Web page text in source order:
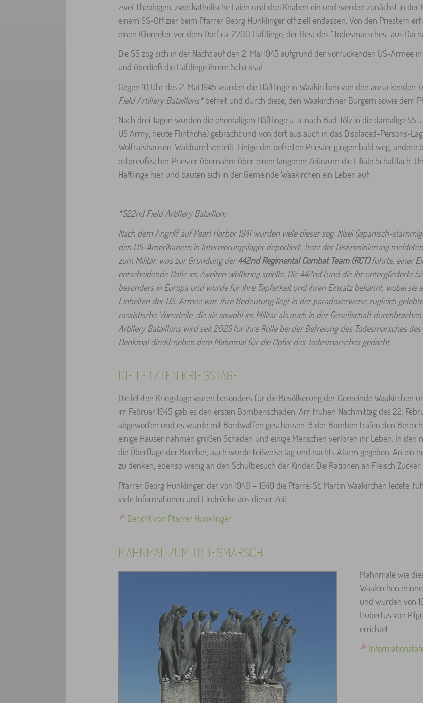
zwei Theologen, zwei katholische Laien und drei Knaben ein und werden zunächst in
einem SS-Offizier beim Pfarrer Georg Hunklinger offiziell entlassen. Von den Priestern
einen Kilometer vor dem Dorf ca. 2700 Häftlinge, der Rest des "Todesmarsches" aus
Die SS zog sich in der Nacht auf den 2. Mai 1945 aufgrund der vorrückenden US-Armee
und überließ die Häftlinge ihrem Schicksal.
Gegen 10 Uhr des 2. Mai 1945 wurden die Häftlinge in Waakirchen von den anrückenden
Field Artillery Bataillons*befreit und durch diese, den Waakirchner Bürgern sowie dem
Nach drei Tagen wurden die ehemaligen Häftlinge u. a. nach Bad Tölz in die damalige
US Army, heute Flinthöhe) gebracht und von dort aus auch in das Displaced-Persons-
Wolfratshausen-Waldram) verteilt. Einige der befreiten Priester gingen bald weg, andere
ostpreußischer Priester übernahm über einen längeren Zeitraum die Filiale Schaftlach.
Häftlinge hier und bauten sich in der Gemeinde Waakirchen ein Leben auf.
*522nd Field Artillery Bataillon:
Nach dem Angriff auf Pearl Harbor 1941 wurden viele dieser sog. Nisei (japanisch-
den US-Amerikanern in Internierungslager deportiert. Trotz der Diskriminierung
zum Militär, was zur Gründung der442nd Regimental Combat Team (RCT)führte, einer
entscheidende Rolle im Zweiten Weltkrieg spielte. Die 442nd (und die ihr untergliederte
besonders in Europa und wurde für ihre Tapferkeit und ihren Einsatz bekannt, wobei sie
Einheiten der US-Armee war. Ihre Bedeutung liegt in der paradoxerweise zugleich
rassistische Vorurteile, die sie sowohl im Militär als auch in der Gesellschaft
Artillery Bataillons wird seit 2025 für ihre Rolle bei der Befreiung des Todesmarsches des
Denkmal direkt neben dem Mahnmal für die Opfer des Todesmarsches gedacht.
DIE LETZTEN KRIEGSTAGE
Die letzten Kriegstage waren besonders für die Bevölkerung der Gemeinde Waakirchen
im Februar 1945 gab es den ersten Bombenschaden. Am frühen Nachmittag des 22.
abgeworfen und es wurde mit Bordwaffen geschossen. 8 der Bomben trafen den
einige Häuser nahmen großen Schaden und einige Menschen verloren ihr Leben. In den
die Überflüge der Bomber, auch wurde teilweise tag und nachts Alarm gegeben. An ein
zu denken, ebenso wenig an den Schulbesuch der Kinder. Die Rationen an Fleisch
Pfarrer Georg Hunklinger, der von 1940 – 1949 die Pfarrei St. Martin Waakirchen leitete,
viele Informationen und Eindrücke aus dieser Zeit.
Bericht von Pfarrer Hunklinger
MAHNMAL ZUM TODESMARSCH
Mahnmale wie
Waakirchen
und wurden von
Hubertus von
errichtet.